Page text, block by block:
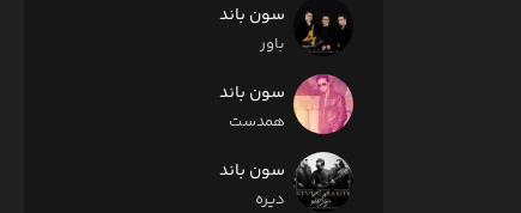
سون باند
باور
سون باند
همدست
سون باند
دیره